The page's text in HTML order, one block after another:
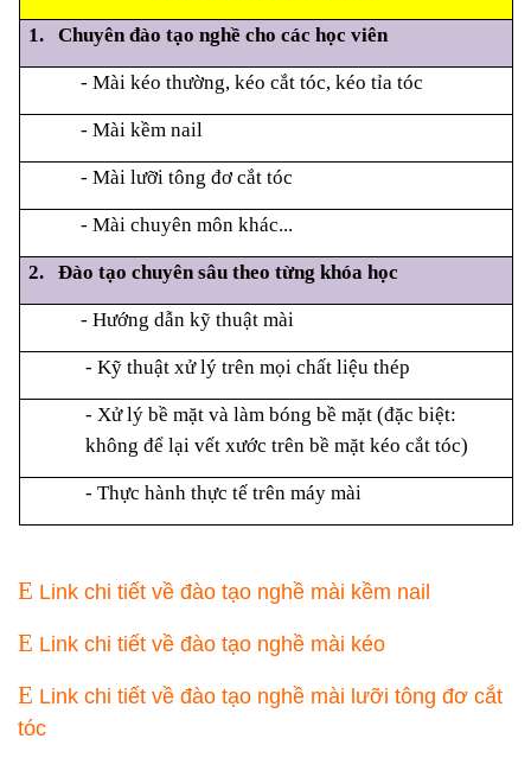
1. Chuyên đào tạo nghề cho các học viên
- Mài kéo thường, kéo cắt tóc, kéo tỉa tóc
- Mài kềm nail
- Mài lưỡi tông đơ cắt tóc
- Mài chuyên môn khác...
2. Đào tạo chuyên sâu theo từng khóa học
- Hướng dẫn kỹ thuật mài
- Kỹ thuật xử lý trên mọi chất liệu thép
- Xử lý bề mặt và làm bóng bề mặt (đặc biệt:
không để lại vết xước trên bề mặt kéo cắt tóc)
- Thực hành thực tế trên máy mài
E Link chi tiết về đào tạo nghề mài kềm nail
E Link chi tiết về đào tạo nghề mài kéo
E Link chi tiết về đào tạo nghề mài lưỡi tông đơ cắt
tóc